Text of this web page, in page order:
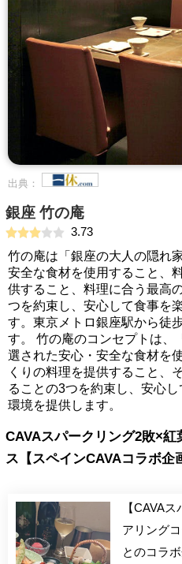
出典：
銀座 竹の庵
3.73
竹の庵は「銀座の大人の隠れ
安全な食材を使用すること、
供すること、料理に合う最高
つを約束し、安心して食事を
す。東京メトロ銀座駅から徒
す。 竹の庵のコンセプトは、
選された安心・安全な食材を
くりの料理を提供すること、
ることの3つを約束し、安心
環境を提供します。
CAVAスパークリング2敗×
ス【スペインCAVAコラボ企
【CAVA
アリングコース】 スペ
とのコラ